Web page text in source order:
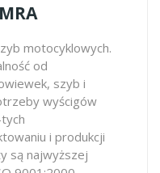
motocyklowych.
od
szyb i
wyścigów
i produkcji
są najwyższej